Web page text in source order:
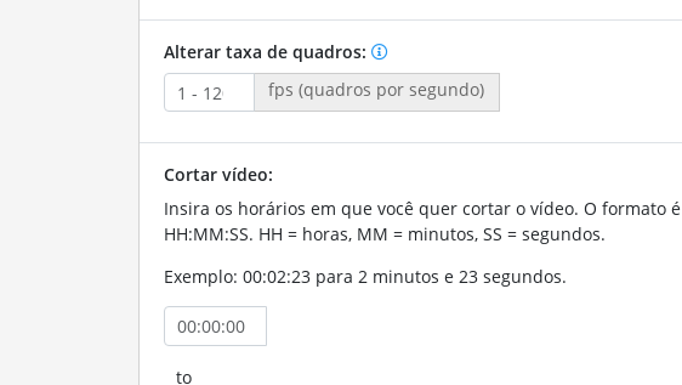
Alterar taxa de quadros:
fps (quadros por segundo)
Cortar vídeo:
Insira os horários em que você quer cortar o vídeo. O formato é
HH:MM:SS. HH = horas, MM = minutos, SS = segundos.
Exemplo: 00:02:23 para 2 minutos e 23 segundos.
to